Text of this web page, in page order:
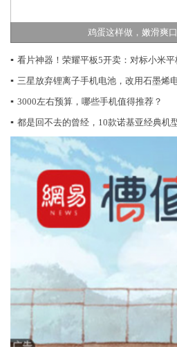
鸡蛋这样做，嫩滑爽
▪ 看片神器！荣耀平板5开卖：对标小米平
▪ 三星放弃锂离子手机电池，改用石墨烯
▪ 3000左右预算，哪些手机值得推荐？
▪ 都是回不去的曾经，10款诺基亚经典机